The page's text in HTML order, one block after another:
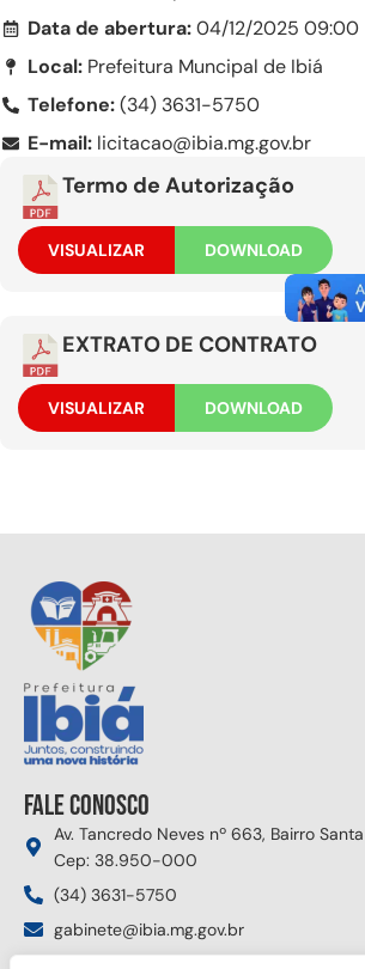
Data de abertura:04/12/2025 09:00
Local:Prefeitura Muncipal de Ibiá
Telefone:(34) 3631-5750
E-mail: licitacao@ibia.mg.gov.br
Termo de Autorização
VISUALIZAR DOWNLOAD
EXTRATO DE CONTRATO
VISUALIZAR DOWNLOAD
Fale conosco
Av. Tancredo Neves nº 663, Bairro
Cep: 38.950-000
(34) 3631-5750
gabinete@ibia.mg.gov.br